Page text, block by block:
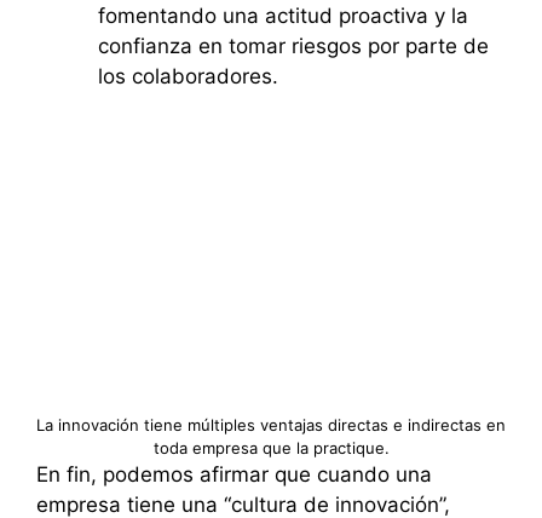
fomentando una actitud proactiva y la
confianza en tomar riesgos por parte de
los colaboradores.
La innovación tiene múltiples ventajas directas e indirectas en
toda empresa que la practique.
En fin, podemos afirmar que cuando una
empresa tiene una “cultura de innovación”,